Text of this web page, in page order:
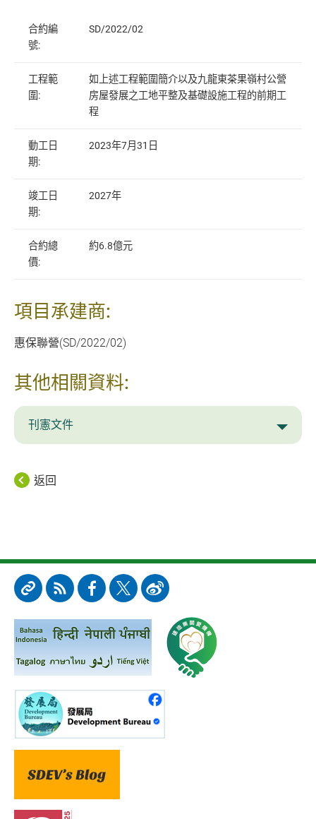
合約編
號:
SD/2022/02
工程範
圍:
如上述工程範圍簡介以及九龍東茶果嶺村公營
房屋發展之工地平整及基礎設施工程的前期工
程
動工日
期:
2023年7月31日
竣工日
期:
2027年
合約總
價:
約6.8億元
項目承建商:
惠保聯營(SD/2022/02)
其他相關資料:
刊憲文件
返回